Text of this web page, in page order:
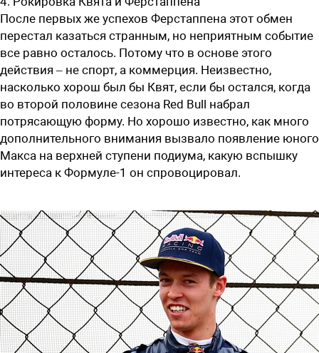
После первых же успехов Ферстаппена этот обмен
перестал казаться странным, но неприятным событие
все равно осталось. Потому что в основе этого
действия – не спорт, а коммерция. Неизвестно,
насколько хорош был бы Квят, если бы остался, когда
во второй половине сезона Red Bull набрал
потрясающую форму. Но хорошо известно, как много
дополнительного внимания вызвало появление юного
Макса на верхней ступени подиума, какую вспышку
интереса к Формуле-1 он спровоцировал.